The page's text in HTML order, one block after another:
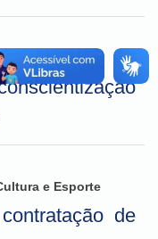
e Esporte
de